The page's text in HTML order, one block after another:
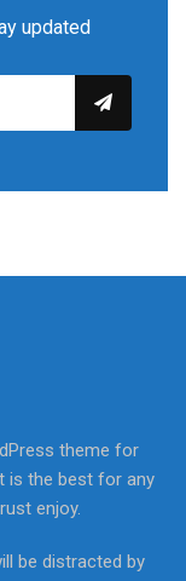
updated
theme for
is the best for any
enjoy.
be distracted by